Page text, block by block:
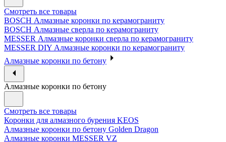
Смотреть все товары
BOSCH Алмазные коронки по керамограниту
BOSCH Алмазные сверла по керамограниту
MESSER Алмазные коронки сверла по керамограниту
MESSER DIY Алмазные коронки по керамограниту
Алмазные коронки по бетону
Алмазные коронки по бетону
Смотреть все товары
Коронки для алмазного бурения KEOS
Алмазные коронки по бетону Golden Dragon
Алмазные коронки MESSER VZ